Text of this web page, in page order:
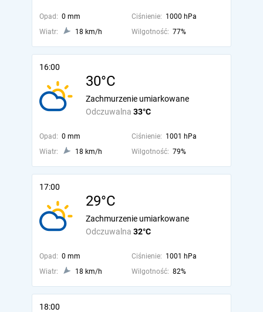
Opad: 0 mm Ciśnienie: 1000 hPa
Wiatr:
18 km/h Wilgotność: 77%
16:00
30°C
Odczuwalna 33°C
Zachmurzenie umiarkowane
Opad: 0 mm Ciśnienie: 1001 hPa
Wiatr:
18 km/h Wilgotność: 79%
17:00
29°C
Odczuwalna 32°C
Zachmurzenie umiarkowane
Opad: 0 mm Ciśnienie: 1001 hPa
Wiatr:
18 km/h Wilgotność: 82%
18:00